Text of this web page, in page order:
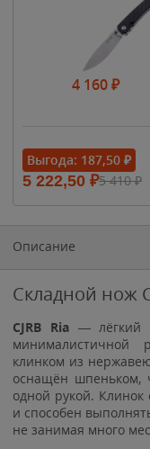
4 160₽
Выгода: 187,50 ₽
5 222,50 ₽5 410₽
Описание
Складной нож
CJRB Ria— лёгкий
клинком из
оснащён шпеньком,
одной рукой.
и способен
не занимая много